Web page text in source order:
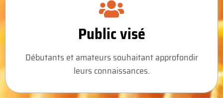
Public visé
Débutants et amateurs souhaitant approfondir
leurs connaissances.